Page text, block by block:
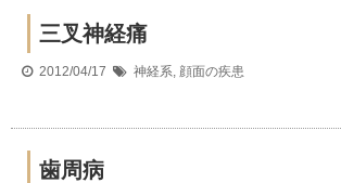
三叉神経痛
2012/04/17 神経系, 顔面の疾患
歯周病